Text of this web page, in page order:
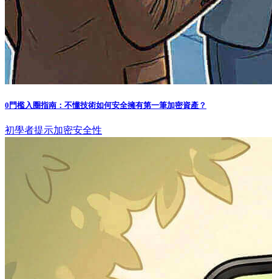
0門檻入圈指南：不懂技術如何安全擁有第一筆加密資產？
初學者提示加密安全性